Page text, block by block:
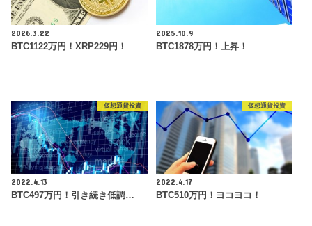
2026.3.22
BTC1122万円！XRP229円！
2025.10.9
BTC1878万円！上昇！
仮想通貨投資
2022.4.13
BTC497万円！引き続き低調…
仮想通貨投資
2022.4.17
BTC510万円！ヨコヨコ！